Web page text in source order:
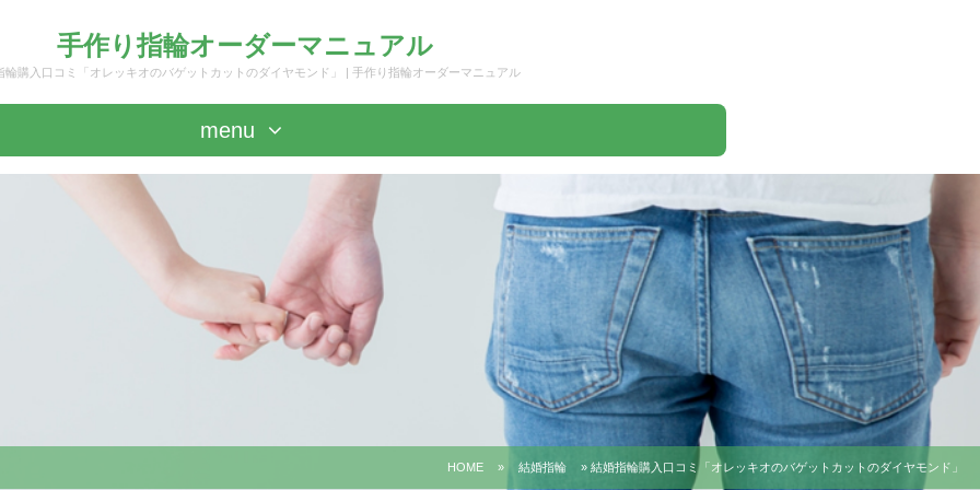
手作り指輪オーダーマニュアル
輪購入口コミ「オレッキオのバゲットカットのダイヤモンド」 | 手作り指輪オーダーマニュアル
menu
HOME » 結婚指輪 » 結婚指輪購入口コミ「オレッキオのバゲットカットのダイヤモンド」